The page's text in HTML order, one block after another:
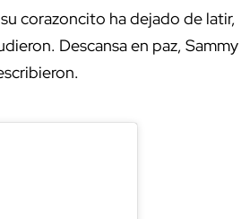
corazoncito ha dejado de latir,
Descansa en paz, Sammy